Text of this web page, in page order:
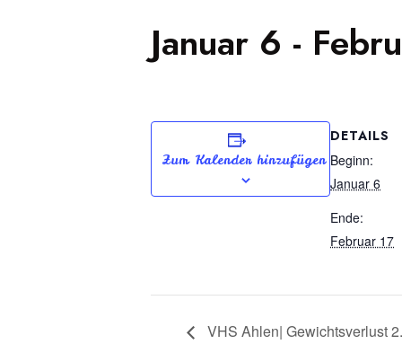
Januar 6 -
Zum Kalender hinzufügen
DETAILS
Beginn:
Januar 6
Ende:
Februar 17
VHS Ahlen| Gewichtsverlust